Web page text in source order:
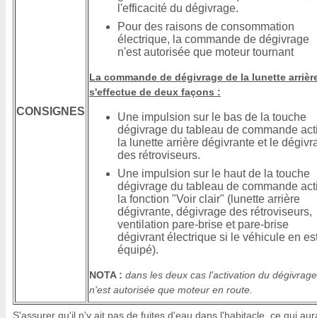
CONSIGNES
l'efficacité du dégivrage.
Pour des raisons de consommation
électrique, la commande de dégivrage
n'est autorisée que moteur tournant
La commande de dégivrage de la lunette
s'effectue de deux façons :
Une impulsion sur le bas de la touche
dégivrage du tableau de commande
la lunette arrière dégivrante et le
des rétroviseurs.
Une impulsion sur le haut de la touche
dégivrage du tableau de commande
la fonction "Voir clair" (lunette arrière
dégivrante, dégivrage des rétroviseurs,
ventilation pare-brise et pare-brise
dégivrant électrique si le véhicule en
équipé).
NOTA : dans les deux cas l'activation du dégivrage
n'est autorisée que moteur en route.
S'assurer qu'il n'y ait pas de fuites d'eau dans l'habitacle, ce qui